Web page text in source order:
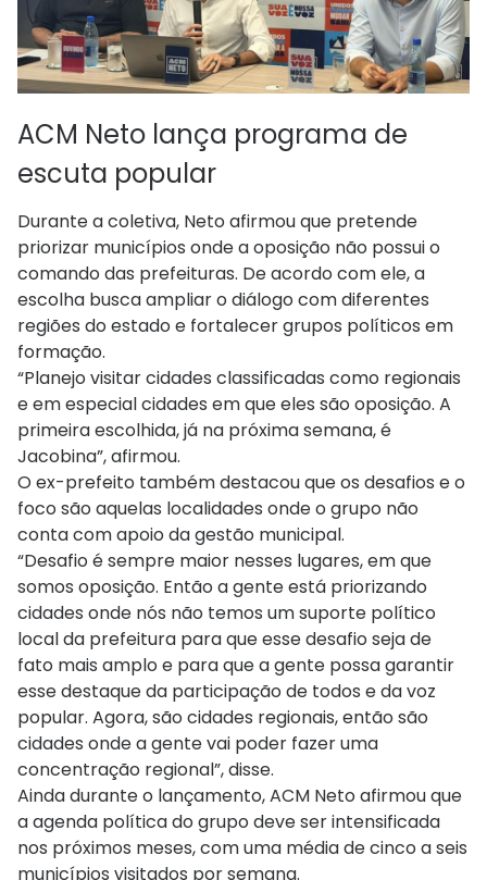
ACM Neto lança programa de
escuta popular
Durante a coletiva, Neto afirmou que pretende
priorizar municípios onde a oposição não possui o
comando das prefeituras. De acordo com ele, a
escolha busca ampliar o diálogo com diferentes
regiões do estado e fortalecer grupos políticos em
formação.
“Planejo visitar cidades classificadas como regionais
e em especial cidades em que eles são oposição. A
primeira escolhida, já na próxima semana, é
Jacobina”, afirmou.
O ex-prefeito também destacou que os desafios e o
foco são aquelas localidades onde o grupo não
conta com apoio da gestão municipal.
“Desafio é sempre maior nesses lugares, em que
somos oposição. Então a gente está priorizando
cidades onde nós não temos um suporte político
local da prefeitura para que esse desafio seja de
fato mais amplo e para que a gente possa garantir
esse destaque da participação de todos e da voz
popular. Agora, são cidades regionais, então são
cidades onde a gente vai poder fazer uma
concentração regional”, disse.
Ainda durante o lançamento, ACM Neto afirmou que
a agenda política do grupo deve ser intensificada
nos próximos meses, com uma média de cinco a seis
municípios visitados por semana.